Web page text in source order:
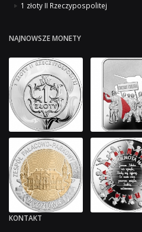
1 złoty II Rzeczypospolitej
NAJNOWSZE MONETY
KONTAKT